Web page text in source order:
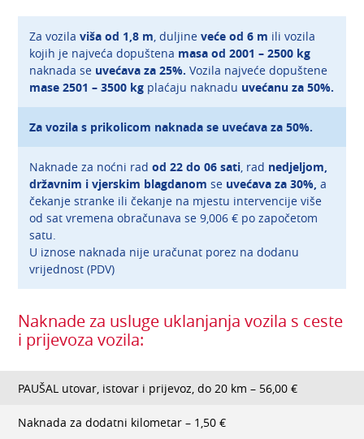
Za vozilaviša od 1,8 m, duljineveće od 6 m ili vozila
kojih je najveća dopuštena masa od 2001 – 2500 kg
naknada se uvećava za 25%.Vozila najveće dopuštene
mase 2501 – 3500 kg plaćaju naknadu uvećanu za 50%.
Zavozila s prikolicom naknada se uvećava za 50%.
Naknade za noćni radod 22 do 06 sati, rad nedjeljom,
državnim i vjerskim blagdanom se uvećava za 30%, a
čekanje stranke ili čekanje na mjestu intervencije više
od sat vremena obračunava se 9,006 € po započetom
satu.
U iznose naknada nije uračunat porez na dodanu
vrijednost (PDV)
Naknade za usluge uklanjanja vozila s ceste
i prijevoza vozila:
PAUŠAL utovar, istovar i prijevoz, do 20 km – 56,00 €
Naknada za dodatni kilometar – 1,50 €